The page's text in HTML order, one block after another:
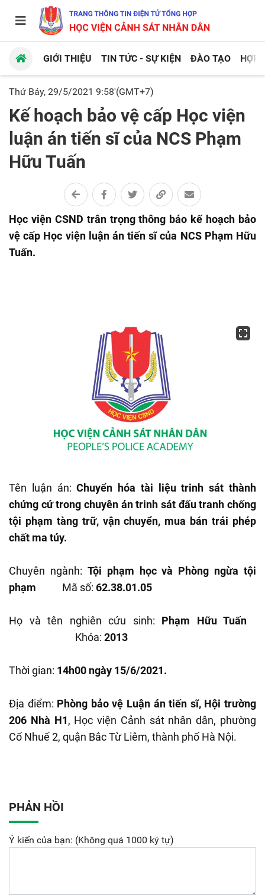
GIỚI THIỆU TIN TỨC - SỰ KIỆN ĐÀO TẠO HỢP
Thứ Bảy, 29/5/2021 9:58'(GMT+7)
Kế hoạch bảo vệ cấp Học viện
luận án tiến sĩ của NCS Phạm
Hữu Tuấn
Học viện CSND trân trọng thông báo kế hoạch bảo
vệ cấp Học viện luận án tiến sĩ của NCS Phạm Hữu
Tuấn.
Tên luận án:Chuyển hóa tài liệu trinh sát thành
chứng cứ trong chuyên án trinh sát đấu tranh chống
tội phạm tàng trữ, vận chuyển, mua bán trái phép
chất ma túy.
Chuyên ngành: Tội phạm học và Phòng ngừa tội
phạm Mã số: 62.38.01.05
Họ và tên nghiên cứu sinh: Phạm Hữu Tuấn
Khóa: 2013
Thời gian: 14h00 ngày 15/6/2021.
Địa điểm: Phòng bảo vệ Luận án tiến sĩ, Hội trường
206 Nhà H1, Học viện Cảnh sát nhân dân, phường
Cổ Nhuế 2, quận Bắc Từ Liêm, thành phố Hà Nội.
PHẢN HỒI
Ý kiến của bạn: (Không quá 1000 ký tự)